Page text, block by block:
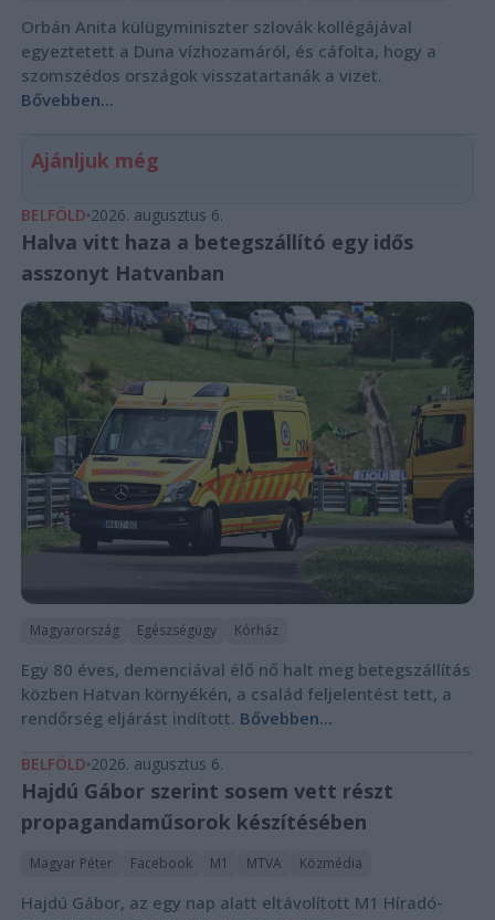
Orbán Anita külügyminiszter szlovák kollégájával
egyeztetett a Duna vízhozamáról, és cáfolta, hogy a
szomszédos országok visszatartanák a vizet.
Bővebben...
Ajánljuk még
BELFÖLD 2026. augusztus 6.
Halva vitt haza a betegszállító egy idős
asszonyt Hatvanban
Magyarország Egészségügy Kórház
Egy 80 éves, demenciával élő nő halt meg betegszállítás
közben Hatvan környékén, a család feljelentést tett, a
rendőrség eljárást indított. Bővebben...
BELFÖLD 2026. augusztus 6.
Hajdú Gábor szerint sosem vett részt
propagandaműsorok készítésében
Magyar Péter Facebook M1 MTVA Közmédia
Hajdú Gábor, az egy nap alatt eltávolított M1 Híradó-